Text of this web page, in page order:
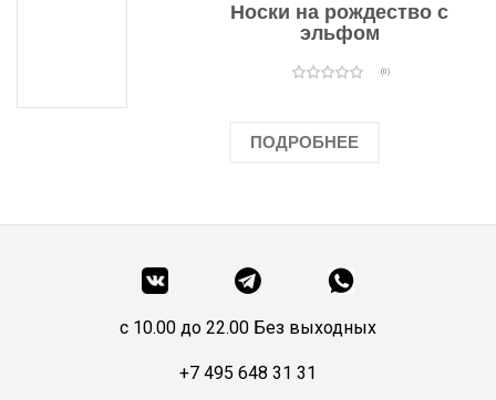
Носки на рождество с
эльфом
(0)
ПОДРОБНЕЕ
c 10.00 до 22.00 Без выходных
+7 495 648 31 31